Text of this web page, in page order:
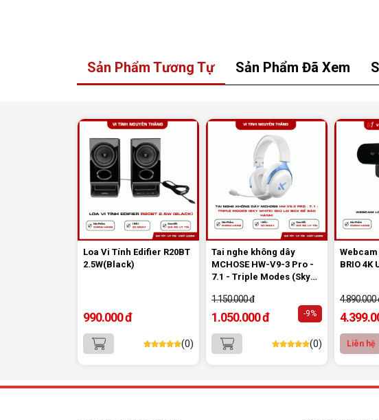
Sản Phẩm Tương Tự Sản Phẩm Đã Xem
Loa Vi Tính Edifier R20BT
2.5W(Black)
990.000 đ
(0)
Tai nghe không dây
MCHOSE HW-V9-3 Pro -
7.1 - Triple Modes (Sky
hành)
1.150.000 đ
1.050.000 đ -9%
(0)
BRIO 4K
4.890.000
Liên hệ